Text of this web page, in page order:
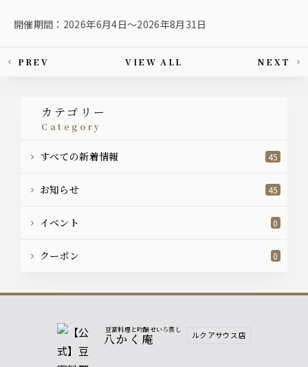
開催期間：2026年6月4日〜2026年8月31日
This article's paging
PREV VIEW ALL NEXT
カテゴリー
category
すべての新着情報 45
お知らせ 45
イベント 0
クーポン 0
豆富料理と吟醸せいろ蒸し
八かく庵 ルクアサウス店